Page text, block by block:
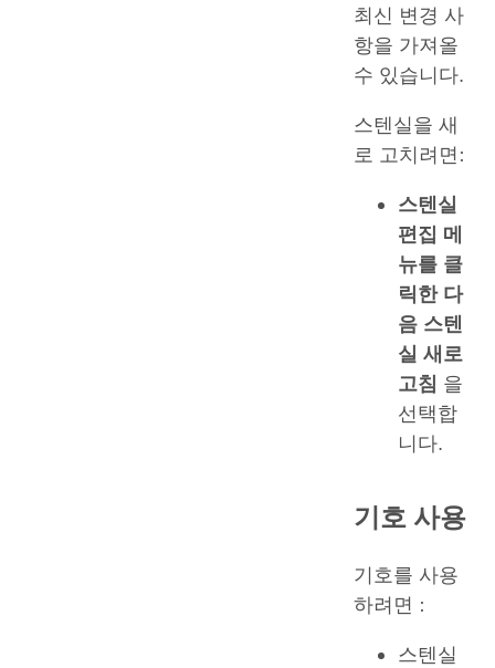
최신 변경 사
항을 가져올
수 있습니다.
스텐실을 새
로 고치려면:
스텐실
편집 메
뉴를 클
릭한 다
음 스텐
실 새로
고침 을
선택합
니다.
기호 사용
기호를 사용
하려면 :
스텐실